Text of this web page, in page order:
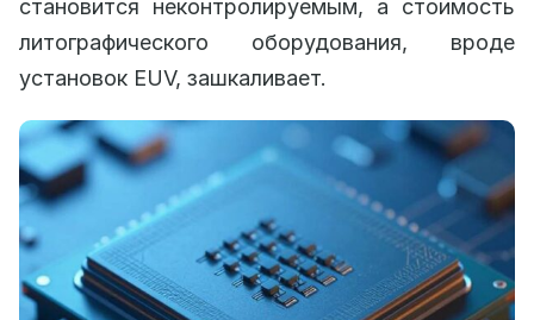
становится неконтролируемым, а стоимость
литографического оборудования, вроде
установок EUV, зашкаливает.